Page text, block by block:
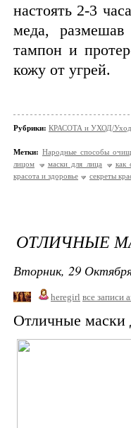
настоять 2-3
меда,
тампон и
кожу от угрей.
Рубрики: КРАСОТА и УХОД/Уход
Метки: Народные способы
лицом
маски для лица
как
красота и здоровье
секреты
ОТЛИЧНЫЕ
Вторник, 29
heregirl все записи
Отличные маски